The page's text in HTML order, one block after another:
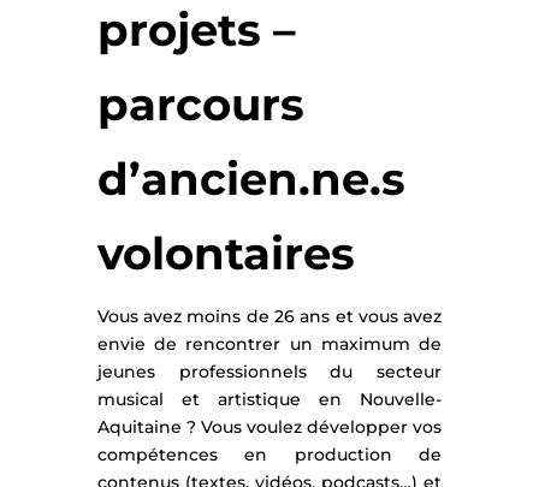
projets –
parcours
d’ancien.ne.s
volontaires
Vous avez moins de 26 ans et vous avez
envie de rencontrer un maximum de
jeunes professionnels du secteur
musical et artistique en Nouvelle-
Aquitaine ? Vous voulez développer vos
compétences en production de
contenus (textes, vidéos, podcasts…) et